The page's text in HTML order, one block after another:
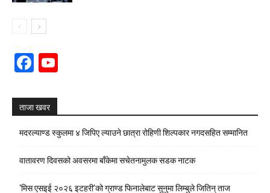
Facebook
ताजा खवर
मदरल्याण्ड स्कुलमा ४ जिपिए ल्याउने छात्रा रोहिणी शिल्पकार नगदसहित सम्मानित
वातावरण दिवसको अवसरमा बाँकेमा सचेतनामुलक सडक नाटक
‘मिस एसइई २०२६ इटहरी’को ग्राण्ड फिनालेबाट सुनुमा लिम्बुले जितिन् ताज